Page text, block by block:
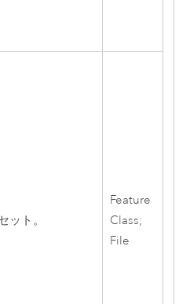
ット。
Feature
Class;
File